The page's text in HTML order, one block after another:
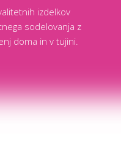
izdelkov
sodelovanja z
doma in v tujini.